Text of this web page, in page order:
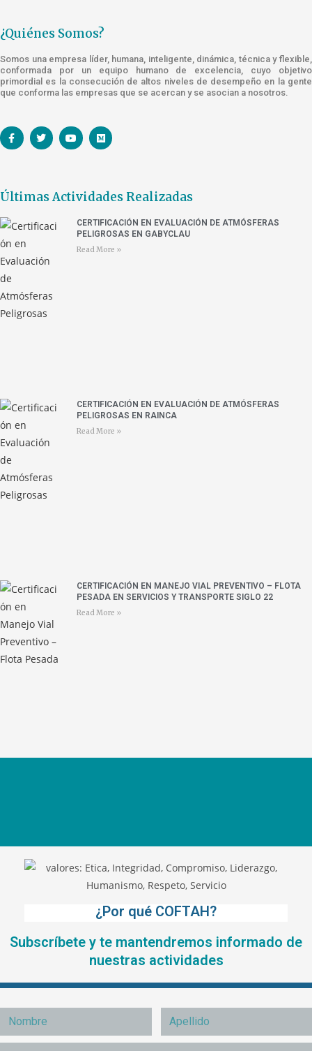
¿Quiénes Somos?
Somos una empresa líder, humana, inteligente, dinámica, técnica y flexible,
conformada por un equipo humano de excelencia, cuyo objetivo
primordial es la consecución de altos niveles de desempeño en la gente
que conforma las empresas que se acercan y se asocian a nosotros.
Últimas Actividades Realizadas
CERTIFICACIÓN EN EVALUACIÓN DE ATMÓSFERAS
PELIGROSAS EN GABYCLAU
Read More »
CERTIFICACIÓN EN EVALUACIÓN DE ATMÓSFERAS
PELIGROSAS EN RAINCA
Read More »
CERTIFICACIÓN EN MANEJO VIAL PREVENTIVO – FLOTA
PESADA EN SERVICIOS Y TRANSPORTE SIGLO 22
Read More »
¿Por qué COFTAH?
Subscríbete y te mantendremos informado de
nuestras actividades